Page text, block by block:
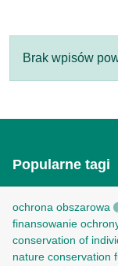
Brak wpisów
Popularne tagi
ochrona obszarowa
finansowanie
conservation of
nature conservation